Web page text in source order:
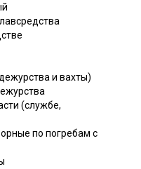
и вахты)
(службе,
по погребам с